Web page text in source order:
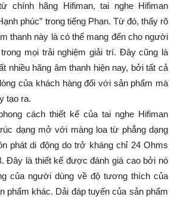
chính hãng Hifiman, tai nghe Hifiman
phúc” trong tiếng Phạn. Từ đó, thấy rõ
thanh này là có thể mang đến cho người
mọi trải nghiệm giải trí. Đây cũng là
nhiều hãng âm thanh hiện nay, bởi tất cả
của khách hàng đối với sản phẩm mà
tạo ra.
cách thiết kế của tai nghe Hifiman
dạng mở với màng loa từ phẳng dạng
phát di động do trở kháng chỉ 24 Ohms
Đây là thiết kế được đánh giá cao bởi nó
của người dùng về độ tương thích của
phẩm khác. Dải đáp tuyến của sản phẩm